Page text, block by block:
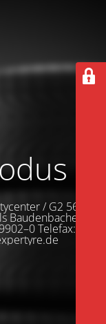
/ G2 56235
Baudenbacher Dirk
Telefax: +49